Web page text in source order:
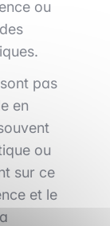
ou
pas
en
ou
sur ce
et le